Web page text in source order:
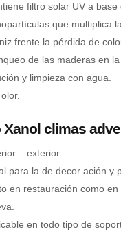
filtro solar UV a base
que multiplica
frente la pérdida de
de las maderas en
y limpieza con agua.
Xanol climas
– exterior.
para la de decor ación y
en restauración como en
en todo tipo de